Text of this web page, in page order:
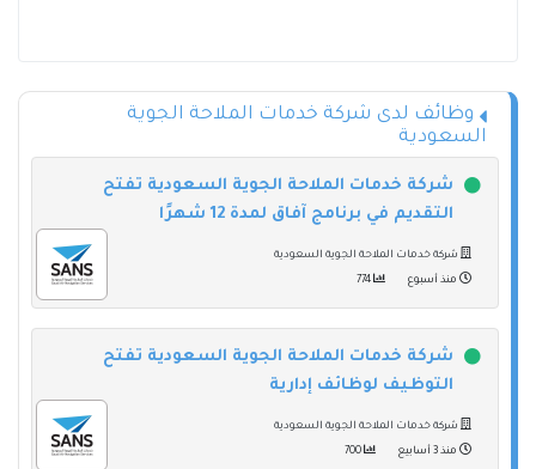
وظائف لدى شركة خدمات الملاحة الجوية
السعودية
شركة خدمات الملاحة الجوية السعودية تفتح
التقديم في برنامج آفاق لمدة 12 شهرًا
شركة خدمات الملاحة الجوية السعودية
منذ أسبوع
شركة خدمات الملاحة الجوية السعودية تفتح
التوظيف لوظائف إدارية
شركة خدمات الملاحة الجوية السعودية
منذ 3 أسابيع